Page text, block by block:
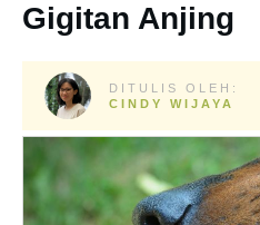
Gigitan Anjing
DITULIS OLEH:
CINDY WIJAYA